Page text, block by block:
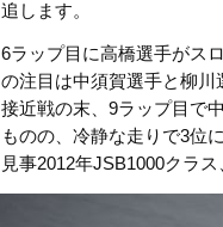
追します。
6ラップ目に高橋選手がス
の注目は中須賀選手と柳
接近戦の末、9ラップ目で
ものの、冷静な走りで3位
見事2012年JSB1000クラ